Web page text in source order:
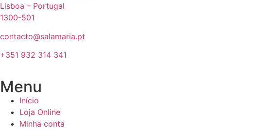
Lisboa – Portugal
1300-501
contacto@salamaria.pt
+351 932 314 341
Menu
Início
Loja Online
Minha conta